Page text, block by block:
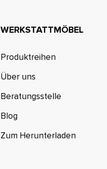
WERKSTATTMÖBEL
Produktreihen
Über uns
Beratungsstelle
Blog
Zum Herunterladen